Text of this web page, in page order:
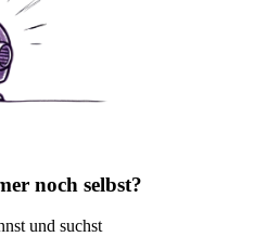
noch selbst?
und suchst